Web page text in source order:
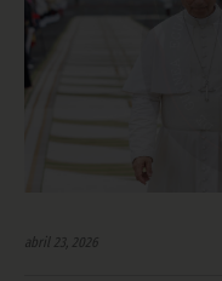
abril 23, 2026